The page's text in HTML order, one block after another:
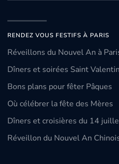
RENDEZ VOUS FESTIFS À PARIS
Réveillons du Nouvel An à
Dîners et soirées Saint Valentin
Bons plans pour fêter Pâques
Où célébrer la fête des Mères
Dîners et croisières du 14
Réveillon du Nouvel An